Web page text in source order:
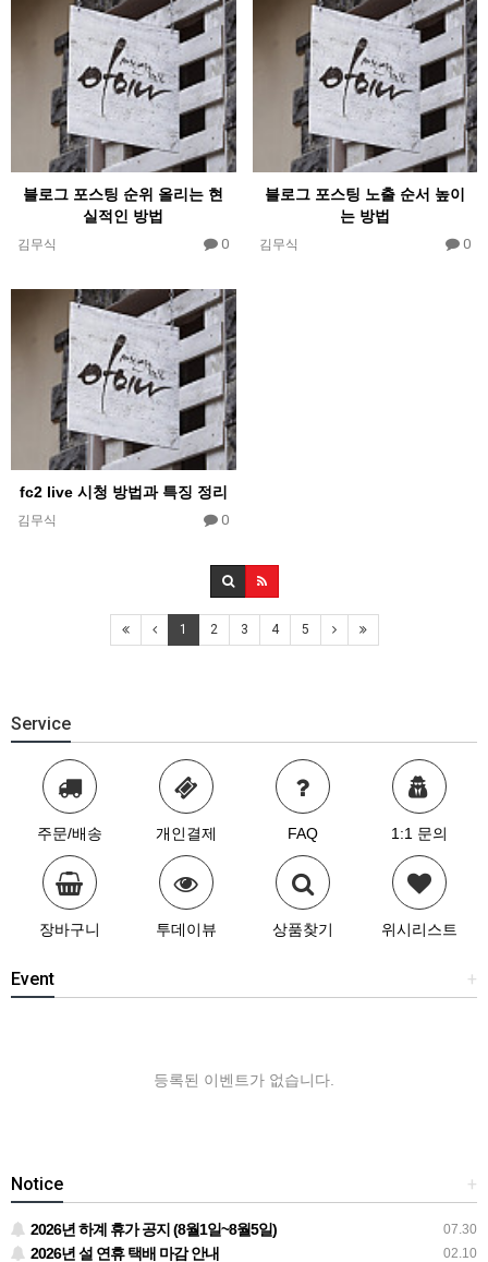
블로그 포스팅 순위 올리는 현
실적인 방법
김무식 0
블로그 포스팅 노출 순서 높이
는 방법
김무식 0
fc2 live 시청 방법과 특징 정리
김무식 0
1 2 3 4 5
Service
주문/배송 개인결제 FAQ 1:1 문의
장바구니 투데이뷰 상품찾기 위시리스트
+
Event
등록된 이벤트가 없습니다.
+
Notice
07.30
2026년 하계 휴가 공지 (8월1일~8월5일)
02.10
2026년 설 연휴 택배 마감 안내